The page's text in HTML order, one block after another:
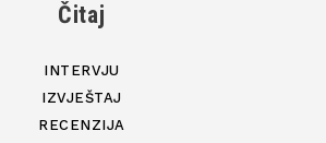
Čitaj
INTERVJU
IZVJEŠTAJ
RECENZIJA